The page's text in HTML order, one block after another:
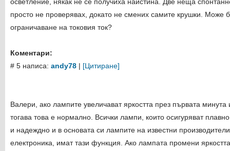
просто не проверявах, докато не смених самите крушки. Може
ограничаване на токовия ток?
Коментари:
# 5 написа: andy78 | [Цитиране]
Валери, ако лампите увеличават яркостта през първата минута
тогава това е нормално. Всички лампи, които осигуряват
и надеждно и в основата си лампите на известни
електроника, имат тази функция. Ако лампата промени